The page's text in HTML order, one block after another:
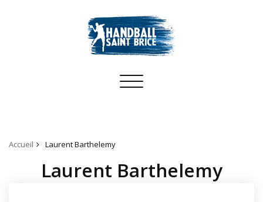
Toggle
Accueil Laurent Barthelemy
Laurent Barthelemy